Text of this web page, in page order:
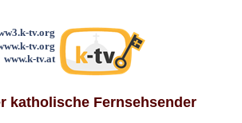
tv.org
tv.org
www.k-tv.at
katholische Fernsehsender